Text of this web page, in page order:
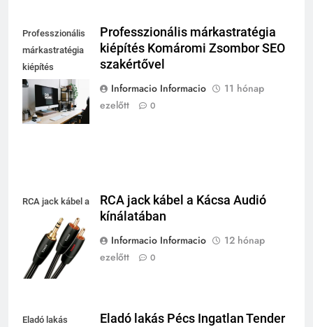
Professzionális
márkastratégia
kiépítés
Komáromi
Zsombor SEO
szakértővel
Professzionális márkastratégia
kiépítés Komáromi Zsombor SEO
szakértővel
Informacio Informacio
11 hónap
ezelőtt
0
RCA jack kábel a
Kácsa Audió
kínálatában
RCA jack kábel a Kácsa Audió
kínálatában
Informacio Informacio
12 hónap
ezelőtt
0
Eladó lakás
Eladó lakás Pécs Ingatlan Tender